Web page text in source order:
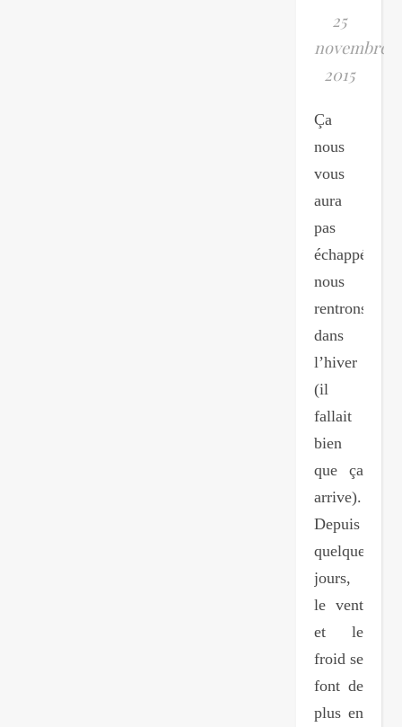
25
novembre
2015
Ça
nous
vous
aura
pas
échappé
nous
rentrons
dans
l’hiver
(il
fallait
bien
que ça
arrive).
Depuis
quelques
jours,
le vent
et le
froid se
font de
plus en